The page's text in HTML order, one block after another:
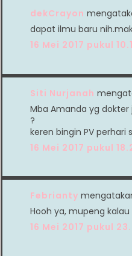
dekCrayon
dapat ilmu baru
16 Mei 2017 pukul
Siti Nurjanah
Mba Amanda yg
?
keren bingin PV perhari
16 Mei 2017 pukul
Febrianty
Hooh ya, mupeng
16 Mei 2017 pukul